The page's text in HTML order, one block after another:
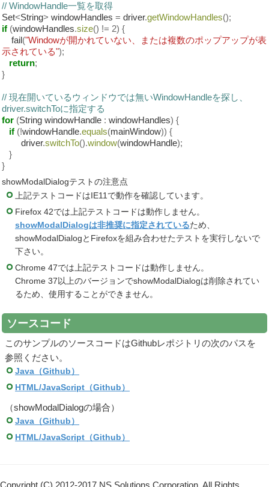
// WindowHandle一覧を取得
Set<String> windowHandles = driver.getWindowHandles();
if (windowHandles.size() != 2) {
fail("Windowが開かれていない、または複数のポップアップが表
示されている");
return;
}
// 現在開いているウィンドウでは無いWindowHandleを探し、
driver.switchToに指定する
for (String windowHandle : windowHandles) {
if (!windowHandle.equals(mainWindow)) {
driver.switchTo().window(windowHandle);
}
}
showModalDialogテストの注意点
上記テストコードはIE11で動作を確認しています。
Firefox 42では上記テストコードは動作しません。
showModalDialogは非推奨に指定されているため、
showModalDialogとFirefoxを組み合わせたテストを実行しないで
下さい。
Chrome 47では上記テストコードは動作しません。
Chrome 37以上のバージョンでshowModalDialogは削除されてい
るため、使用することができません。
ソースコード
このサンプルのソースコードはGithubレポジトリの次のパスを
参照ください。
Java（Github）
HTML/JavaScript（Github）
（showModalDialogの場合）
Java（Github）
HTML/JavaScript（Github）